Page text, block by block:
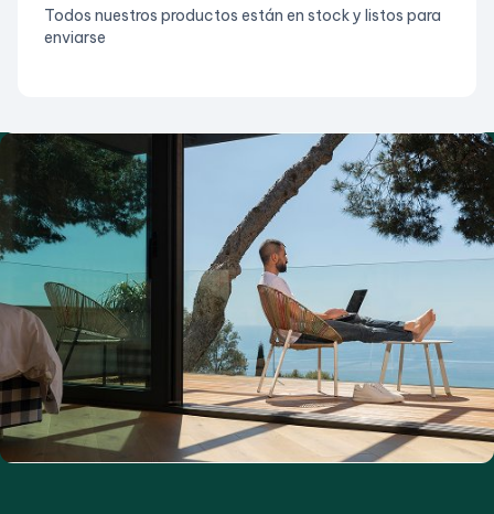
Todos nuestros productos están en stock y listos para
enviarse